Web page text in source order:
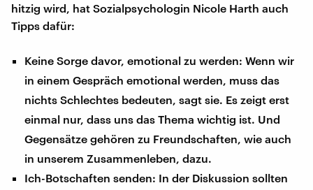
hitzig wird, hat Sozialpsychologin Nicole Harth auch
Tipps dafür:
Keine Sorge davor, emotional zu werden: Wenn wir
in einem Gespräch emotional werden, muss das
nichts Schlechtes bedeuten, sagt sie. Es zeigt erst
einmal nur, dass uns das Thema wichtig ist. Und
Gegensätze gehören zu Freundschaften, wie auch
in unserem Zusammenleben, dazu.
Ich-Botschaften senden: In der Diskussion sollten